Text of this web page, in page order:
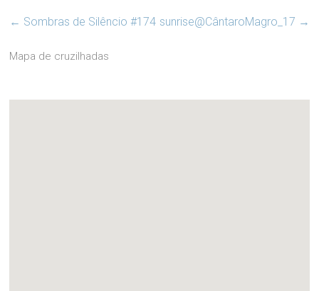
← Sombras de Silêncio #174 sunrise@CântaroMagro_17 →
Mapa de cruzilhadas